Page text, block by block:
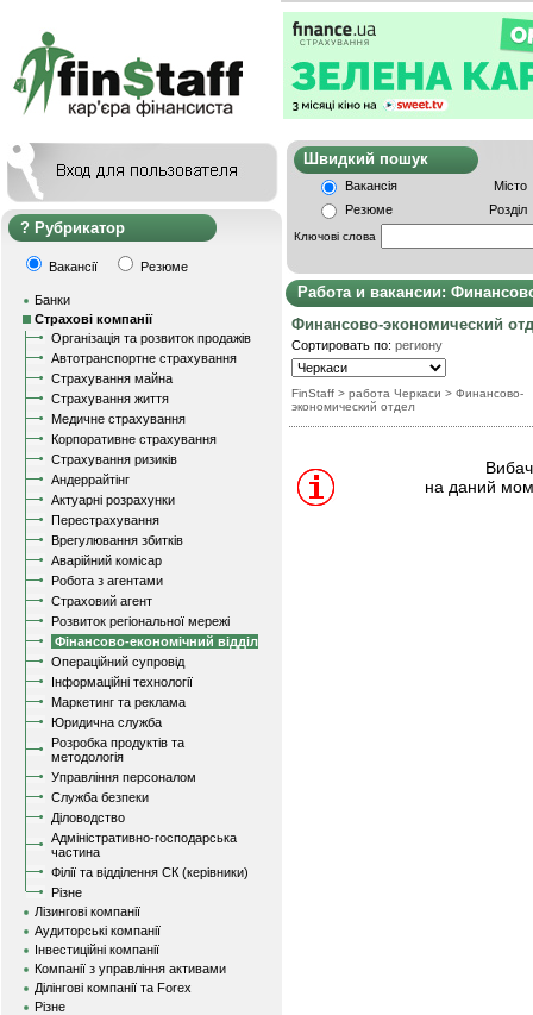
Рубрикатор
Вакансії Резюме
Банки
Страхові компанії
Організація та розвиток продажів
Автотранспортне страхування
Страхування майна
Страхування життя
Медичне страхування
Корпоративне страхування
Страхування ризиків
Андеррайтінг
Актуарні розрахунки
Перестрахування
Врегулювання збитків
Аварійний комісар
Робота з агентами
Страховий агент
Розвиток регіональної мережі
Фінансово-економічний відділ
Операційний супровід
Інформаційні технології
Маркетинг та реклама
Юридична служба
Розробка продуктів та
методологія
Управління персоналом
Служба безпеки
Діловодство
Адміністративно-господарська
частина
Філії та відділення СК (керівники)
Різне
Лізингові компанії
Аудиторські компанії
Інвестиційні компанії
Компанії з управління активами
Ділінгові компанії та Forex
Різне
Швидкий
Вакансія
Місто
Резюме
Розділ
Ключові слова
Работа и вакансии:
Финансовo-экономический
Сортировать по: региону
FinStaff > работа Черкаси > Финансовo-
экономический отдел
на даний